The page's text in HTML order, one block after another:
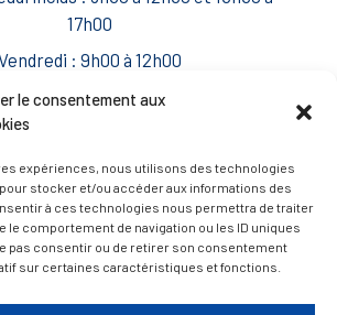
le consentement aux
expériences, nous utilisons des technologies
stocker et/ou accéder aux informations des
à ces technologies nous permettra de traiter
le comportement de navigation ou les ID uniques
pas consentir ou de retirer son consentement
sur certaines caractéristiques et fonctions.
17h00
: 9h00 à 12h00
— Contacter la Mairie
Travaux
Marchés publics
Annuaire des associations
Urbanisme